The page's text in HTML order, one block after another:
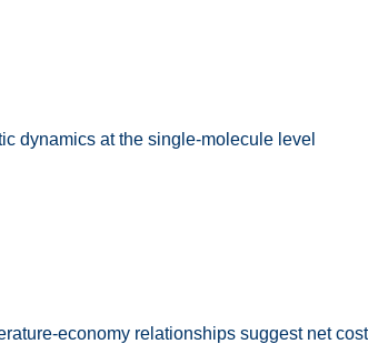
dynamics at the single-molecule level
economy relationships suggest net